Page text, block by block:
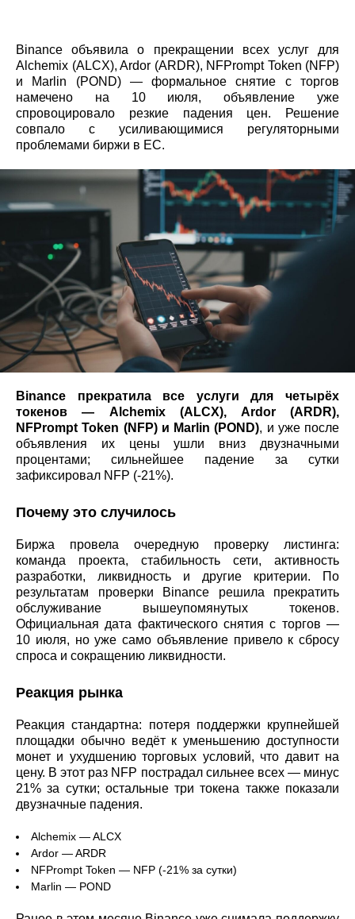
Binance объявила о прекращении всех услуг для
Alchemix (ALCX), Ardor (ARDR), NFPrompt Token (NFP)
и Marlin (POND) — формальное снятие с торгов
намечено на 10 июля, объявление уже
спровоцировало резкие падения цен. Решение
совпало с усиливающимися регуляторными
проблемами биржи в ЕС.
Binance прекратила все услуги для четырёх
токенов — Alchemix (ALCX), Ardor (ARDR),
NFPrompt Token (NFP) и Marlin (POND), и уже после
объявления их цены ушли вниз двузначными
процентами; сильнейшее падение за сутки
зафиксировал NFP (-21%).
Почему это случилось
Биржа провела очередную проверку листинга:
команда проекта, стабильность сети, активность
разработки, ликвидность и другие критерии. По
результатам проверки Binance решила прекратить
обслуживание вышеупомянутых токенов.
Официальная дата фактического снятия с торгов —
10 июля, но уже само объявление привело к сбросу
спроса и сокращению ликвидности.
Реакция рынка
Реакция стандартна: потеря поддержки крупнейшей
площадки обычно ведёт к уменьшению доступности
монет и ухудшению торговых условий, что давит на
цену. В этот раз NFP пострадал сильнее всех — минус
21% за сутки; остальные три токена также показали
двузначные падения.
Alchemix — ALCX
Ardor — ARDR
NFPrompt Token — NFP (‑21% за сутки)
Marlin — POND